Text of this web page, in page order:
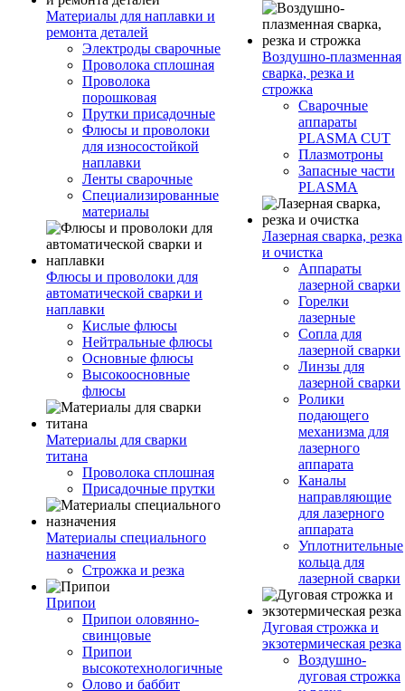
Материалы для наплавки и
ремонта деталей
Электроды сварочные
Проволока сплошная
Проволока
порошковая
Прутки присадочные
Флюсы и проволоки
для износостойкой
наплавки
Ленты сварочные
Специализированные
материалы
Флюсы и проволоки для
автоматической сварки и
наплавки
Кислые флюсы
Нейтральные флюсы
Основные флюсы
Высокоосновные
флюсы
Материалы для сварки
титана
Проволока сплошная
Присадочные прутки
Материалы специального
назначения
Строжка и резка
Припои
Припои оловянно-
свинцовые
Припои
высокотехнологичные
Олово и баббит
Воздушно-плазменная
сварка, резка и
строжка
Сварочные
аппараты
PLASMA CUT
Плазмотроны
Запасные части
PLASMA
Лазерная сварка, резка
и очистка
Аппараты
лазерной сварки
Горелки
лазерные
Сопла для
лазерной сварки
Линзы для
лазерной сварки
Ролики
подающего
механизма для
лазерного
аппарата
Каналы
направляющие
для лазерного
аппарата
Уплотнительные
кольца для
лазерной сварки
Дуговая строжка и
экзотермическая резка
Воздушно-
дуговая строжка